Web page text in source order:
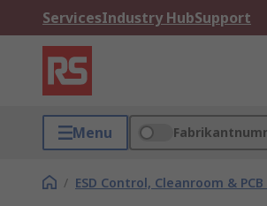
ServicesIndustry HubSupport
Menu
/ ESD Control, Cleanroom &